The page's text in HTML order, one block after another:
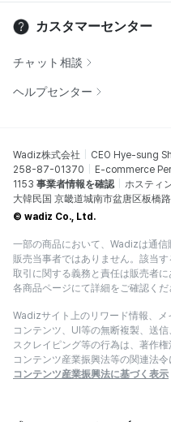
カスタマーセンター
チャット相談
ヘルプセンター
Wadiz株式会社 CEO Hye-sung
258-87-01370
E-commerce
1153 事業者情報を確認
ホスティ
大韓民国 京畿道城南市盆唐区板橋
© wadiz Co., Ltd.
一部の商品において、Wadizは通信
販売当事者ではありません。該当
取引に関する義務と責任は販売者に
各商品ページにて詳細をご確認くだ
Wadizサイト上のリワード情報、メ
コンテンツ、UI等の無断複製、送信
スクレイピング等の行為は、著作権
コンテンツ産業振興法等の関連法
コンテンツ産業振興法に基づく表示